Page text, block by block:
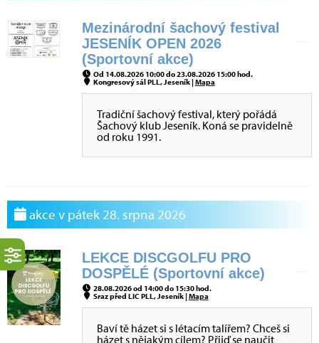
Mezinárodní šachový festival
JESENÍK OPEN 2026
(Sportovní akce)
Od 14.08.2026 10:00 do 23.08.2026 15:00 hod.
Kongresový sál PLL, Jeseník |Mapa
Tradiční šachový festival, který pořádá
Šachový klub Jeseník. Koná se pravidelně
od roku 1991.
akce v pátek 28. srpna 2026
LEKCE DISCGOLFU PRO
DOSPĚLÉ (Sportovní akce)
28.08.2026 od 14:00 do 15:30 hod.
Sraz před LIC PLL, Jeseník |Mapa
Baví tě házet si s létacím talířem? Chceš si
házet s nějakým cílem? Přijď se naučit